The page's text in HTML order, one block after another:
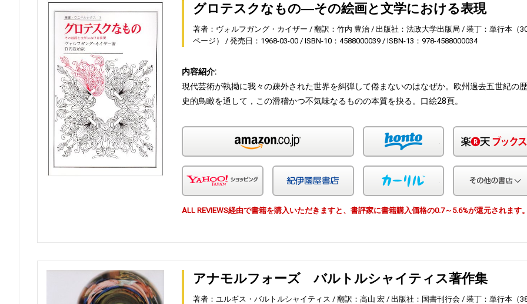
グロテスクなもの―その絵画と文学における表現
著者：ヴォルフガング・カイザー 翻訳：竹内 豊治 出版社：法政大学出版局
装丁：単行本（
ページ）
発売日：1968-03-00 ISBN-10：4588000039 ISBN-13：978-4588000034
内容紹介:
現代芸術が執拗に我々の疎外された世界を糾弾して倦まないのはなぜか。欧州過去五世紀の歴
史的鳥瞰を通して，この滑稽かつ不気味なるものの本質を抉る。口絵28頁。
honto
Yahoo!ショッピング 紀伊国屋 カーリル
ALL REVIEWS経由で書籍を購入いただきますと、書評家に書籍購入価格の0.7～5.6%が還元されます。
アナモルフォーズ バルトルシャイティス著作集
著者：ユルギス・バルトルシャイティス 翻訳：高山 宏 出版社：国書刊行会
装丁：単行本（